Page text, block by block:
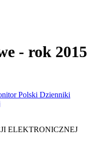
- rok 2015
Polski Dzienniki
ELEKTRONICZNEJ